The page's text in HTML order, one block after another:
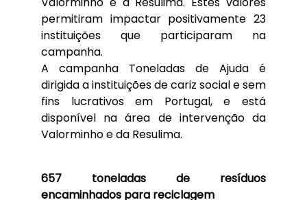
permitiram impactar positivamente 23
instituições que participaram na
campanha.
A campanha Toneladas de Ajuda é
dirigida a instituições de cariz social e sem
fins lucrativos em Portugal, e está
disponível na área de intervenção da
Valorminho e da Resulima.
657 toneladas de resíduos
encaminhados para reciclagem